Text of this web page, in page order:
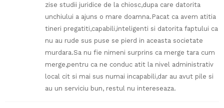
zise studii juridice de la chiosc,dupa care datorita
unchiului a ajuns o mare doamna.Pacat ca avem atitia
tineri pregatiti,capabili,inteligenti si datorita faptului ca
nu au rude sus puse se pierd in aceasta societate
murdara.Sa nu fie nimeni surprins ca merge tara cum
merge,pentru ca ne conduc atit la nivel administrativ
local cit si mai sus numai incapabili,dar au avut pile si
au un serviciu bun, restul nu intereseaza.